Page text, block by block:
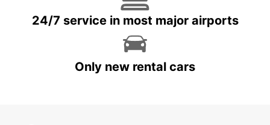
24/7 service in most major airports
Only new rental cars